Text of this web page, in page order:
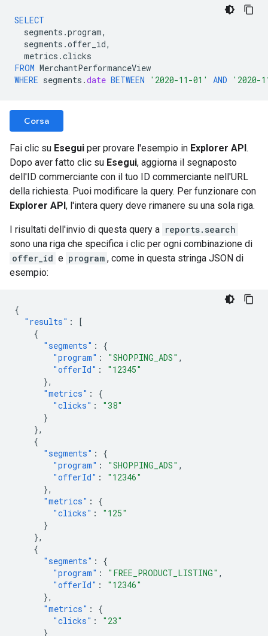
SELECT
segments .program,
segments .offer_id,
metrics .clicks
FROM MerchantPerformanceView
WHERE segments .date BETWEEN '2020-11-01' AND '2020-
Corsa
Fai clic su Esegui per provare l'esempio in Explorer API.
Dopo aver fatto clic su Esegui, aggiorna il segnaposto
dell'ID commerciante con il tuo ID commerciante nell'URL
della richiesta. Puoi modificare la query. Per funzionare con
Explorer API, l'intera query deve rimanere su una sola riga.
I risultati dell'invio di questa query a reports.search
sono una riga che specifica i clic per ogni combinazione di
offer_id e program , come in questa stringa JSON di
esempio:
{
"results" :
[
{
"segments" :
{
"program" : "SHOPPING_ADS" ,
"offerId" :
"12345"
},
"metrics" :
{
"clicks" :
"38"
}
},
{
"segments" :
{
"program" : "SHOPPING_ADS" ,
"offerId" :
"12346"
},
"metrics" :
{
"clicks" :
"125"
}
},
{
"segments" :
{
"program" : "FREE_PRODUCT_LISTING" ,
"offerId" :
"12346"
},
"metrics" :
{
"clicks" :
"23"
}